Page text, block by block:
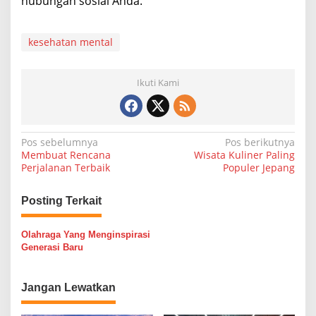
kesehatan mental
Ikuti Kami
N
a
i
a
i
p
Pos sebelumnya
Membuat Rencana
Perjalanan Terbaik
Pos berikutnya
Wisata Kuliner Paling
Populer Jepang
Posting Terkait
Olahraga Yang Menginspirasi
Generasi Baru
Jangan Lewatkan